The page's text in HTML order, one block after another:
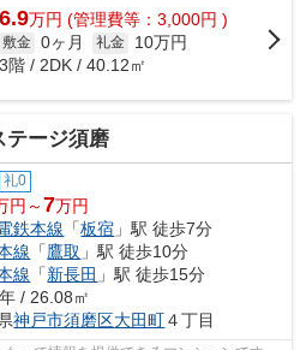
6.9万円 (管理費等：3,000円 )
敷金 0ヶ月 礼金
10万円
3階 / 2DK / 40.12㎡
テージ須磨
礼0
円～7万円
鉄本線 「板宿 」駅 徒歩7分
線 「鷹取 」駅 徒歩10分
線 「新長田 」駅 徒歩15分
/ 26.08㎡
神戸市須磨区大田町４丁目